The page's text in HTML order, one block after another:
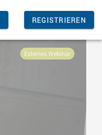
REGISTRIEREN
Externes Webinar